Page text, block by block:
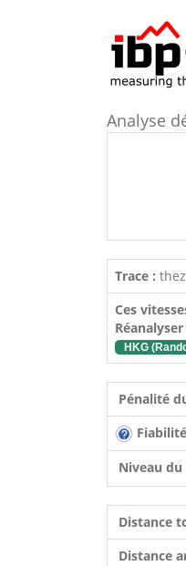
Analyse
Trace :
Ces
HKG
Pénalité
Niveau
Distance
Distance